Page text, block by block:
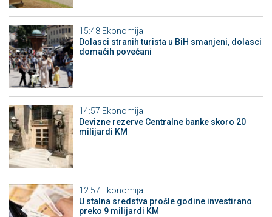
15:48 Ekonomija
Dolasci stranih turista u BiH smanjeni, dolasci
domaćih povećani
14:57 Ekonomija
Devizne rezerve Centralne banke skoro 20
milijardi KM
12:57 Ekonomija
U stalna sredstva prošle godine investirano
preko 9 milijardi KM